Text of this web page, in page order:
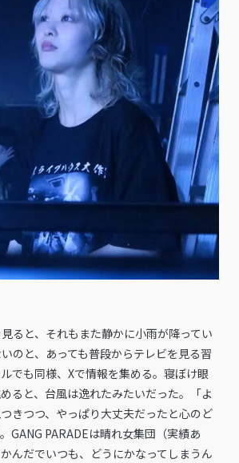
ると、それもまた静かに小雨が降ってい
のと、あっても普段からテレビを見る習
でも同様、Xで情報を集める。寝ぼけ眼
ると、台風は逸れたみたいだった。「よ
きつつ、やっぱり大丈夫だったと心のど
GANG PARADEは晴れ女集団（実績あ
んだでいつも、どうにかなってしまうん